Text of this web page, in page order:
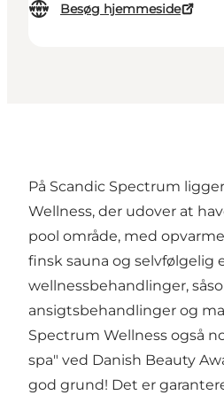
Besøg hjemmeside
På Scandic Spectrum
Wellness, der udover at
pool område, med
finsk sauna og selvfølgelig
wellnessbehandlinger,
ansigtsbehandlinger og
Spectrum Wellness også
spa" ved Danish Beauty
god grund! Det er